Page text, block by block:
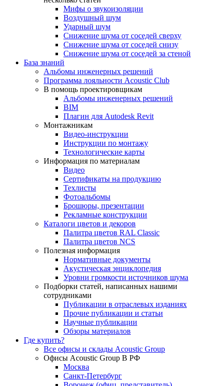
Мифы о звукоизоляции
Воздушный шум
Ударный шум
Снижение шума от соседей сверху
Снижение шума от соседей снизу
Снижение шума от соседей за стеной
База знаний
Альбомы инженерных решений
Программа лояльности Acoustic Club
В помощь проектировщикам
Альбомы инженерных решений
BIM
Плагин для Autodesk Revit
Монтажникам
Видео-инструкции
Инструкции по монтажу
Технологические карты
Информация по материалам
Видео
Сертификаты на продукцию
Техлисты
Фотоальбомы
Брошюры, презентации
Рекламные конструкции
Каталоги цветов и декоров
Палитра цветов RAL Сlassic
Палитра цветов NCS
Полезная информация
Нормативные документы
Акустическая энциклопедия
Уровни громкости источников шума
Подборки статей, написанных нашими
сотрудниками
Публикации в отраслевых изданиях
Прочие публикации и статьи
Научные публикации
Обзоры материалов
Где купить?
Все офисы и склады Acoustic Group
Офисы Acoustic Group В РФ
Москва
Санкт-Петербург